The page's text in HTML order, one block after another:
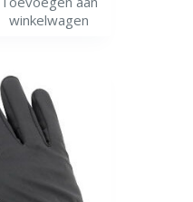
winkelwagen